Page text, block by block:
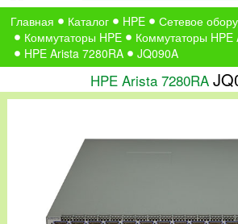
Главная Каталог HPE
Сетевое
Коммутаторы HPE
Коммутаторы HPE
HPE Arista 7280RA
JQ090A
HPE Arista 7280RA